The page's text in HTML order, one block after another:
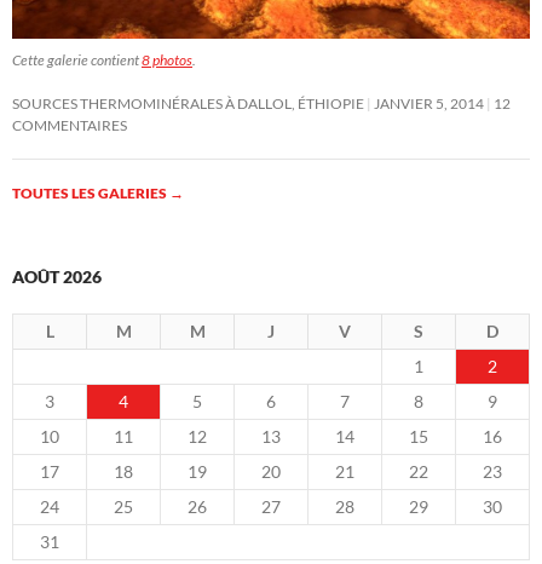
Cette galerie contient8 photos
SOURCES THERMOMINÉRALES À DALLOL, ÉTHIOPIE JANVIER 5, 2014 12
COMMENTAIRES
TOUTES LES GALERIES →
AOÛT 2026
L M M J V S
D
1
2
3
4 5 6 7 8
9
10
11 12 13 14 15
16
17
18 19 20 21 22
23
24
25 26 27 28 29
30
31